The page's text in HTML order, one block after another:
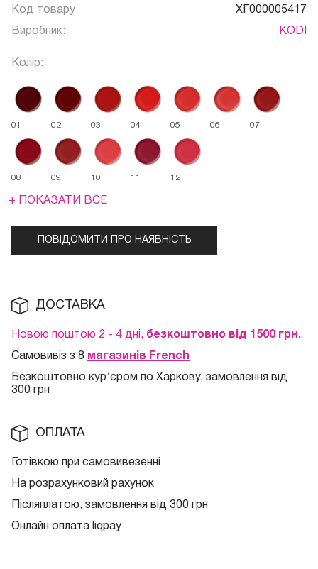
Код товару ХГ000005417
Виробник: KODI
Колір:
01 02 03 04 05 06 07
08 09 10 11 12
+ ПОКАЗАТИ ВСЕ
ПОВІДОМИТИ ПРО НАЯВНІСТЬ
ДОСТАВКА
Новою поштою 2 - 4 дні, безкоштовно від 1500 грн.
Самовивіз з 8 магазинів French
Безкоштовно кур’єром по Харкову, замовлення від
300 грн
ОПЛАТА
Готівкою при самовивезенні
На розрахунковий рахунок
Післяплатою, замовлення від 300 грн
Онлайн оплата liqpay